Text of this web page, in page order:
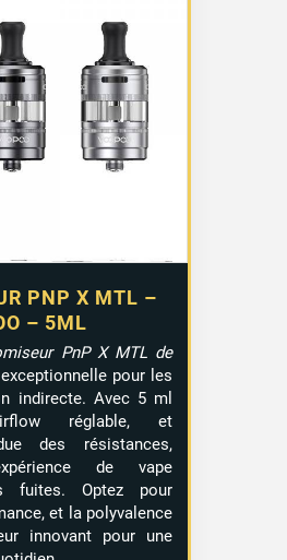
2 avis
PNP X MTL –
– 5ML
PnP X MTL de
pour les
indirecte. Avec 5 ml
réglable, et
des résistances,
de vape
fuites. Optez pour
et la polyvalence
innovant pour une